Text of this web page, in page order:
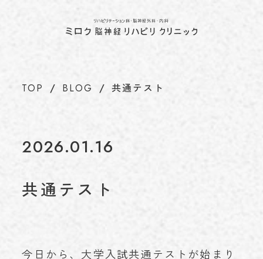
理念
施設基準情報などの掲示について
診療について
脳神経外科
脳ドック・健康診断 BRAIN DOCK
TOP BLOG 共通テスト
2026.01.16
共通テスト
今日から、大学入試共通テストが始まり